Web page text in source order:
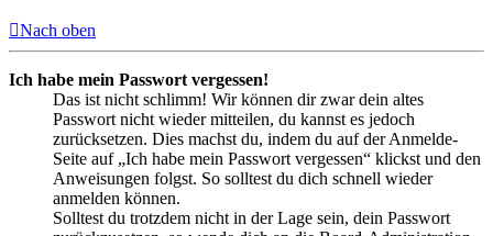
Nach oben
Ich habe mein Passwort vergessen!
Das ist nicht schlimm! Wir können dir zwar dein altes
Passwort nicht wieder mitteilen, du kannst es jedoch
zurücksetzen. Dies machst du, indem du auf der Anmelde-
Seite auf „Ich habe mein Passwort vergessen“ klickst und den
Anweisungen folgst. So solltest du dich schnell wieder
anmelden können.
Solltest du trotzdem nicht in der Lage sein, dein Passwort